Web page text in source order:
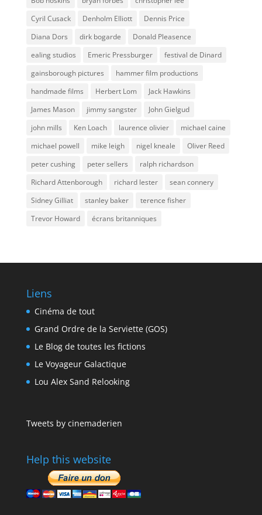
Cyril Cusack
Denholm Elliott
Dennis Price
Diana Dors
dirk bogarde
Donald Pleasence
ealing studios
Emeric Pressburger
festival de Dinard
gainsborough pictures
hammer film productions
handmade films
Herbert Lom
Jack Hawkins
James Mason
jimmy sangster
John Gielgud
john mills
Ken Loach laurence olivier
michael caine
michael powell
mike leigh nigel kneale
Oliver Reed
peter cushing
peter sellers
ralph richardson
Richard Attenborough
richard lester
sean connery
Sidney Gilliat
stanley baker
terence fisher
Trevor Howard
écrans britanniques
Liens
Cinéma de tout
Grand Ordre de la Serviette (GOS)
Le Blog de toutes les fictions
Le Voyageur Galactique
Lou Alex Sand Relooking
Tweets by cinemaderien
Help this website